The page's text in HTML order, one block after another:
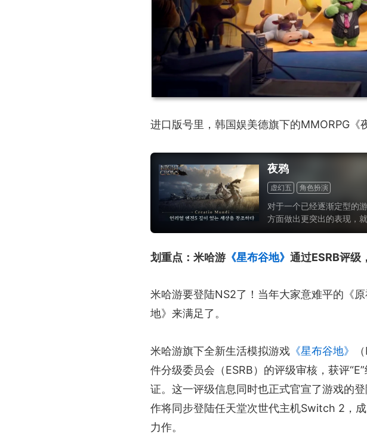
进口版号里，韩国娱美德旗下的MMORPG《
夜鸦
虚幻五 角色扮演
对于一个已经逐渐定型的
方面做出更突出的表现，
买。因此，《夜鸦》的成
功..
划重点：米哈游 《星布谷地》 通过ESRB评
米哈游要登陆NS2了！当年大家意难平的《
地》来满足了。
米哈游旗下全新生活模拟游戏 《星布谷地》
件分级委员会（ESRB）的评级审核，获评
证。这一评级信息同时也正式官宣了游戏的
作将同步登陆任天堂次世代主机Switch 2，
力作。